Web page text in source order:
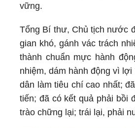
vững.
Tổng Bí thư, Chủ tịch nước
gian khó, gánh vác trách
thành chuẩn mực hành
nhiệm, dám hành động vì
dân làm tiêu chí cao nhất;
tiến; đã có kết quả phải bồi
trào chững lại; trái lại, phải